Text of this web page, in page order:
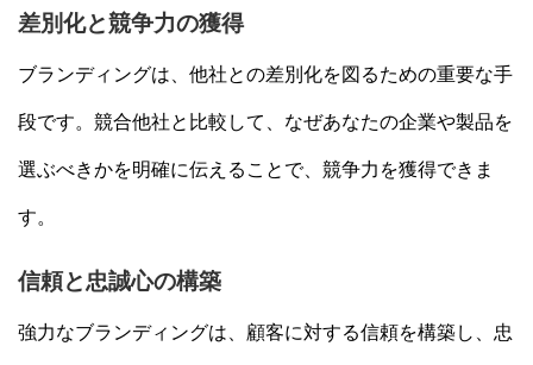
差別化と競争力の獲得
ブランディングは、他社との差別化を図るための重要な手
段です。競合他社と比較して、なぜあなたの企業や製品を
選ぶべきかを明確に伝えることで、競争力を獲得できま
す。
信頼と忠誠心の構築
強力なブランディングは、顧客に対する信頼を構築し、忠